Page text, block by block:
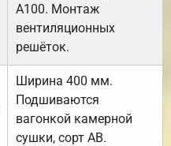
А100. Монтаж
вентиляционных
решёток.
Ширина 400 мм.
Подшиваются
вагонкой камерной
сушки, сорт АВ.